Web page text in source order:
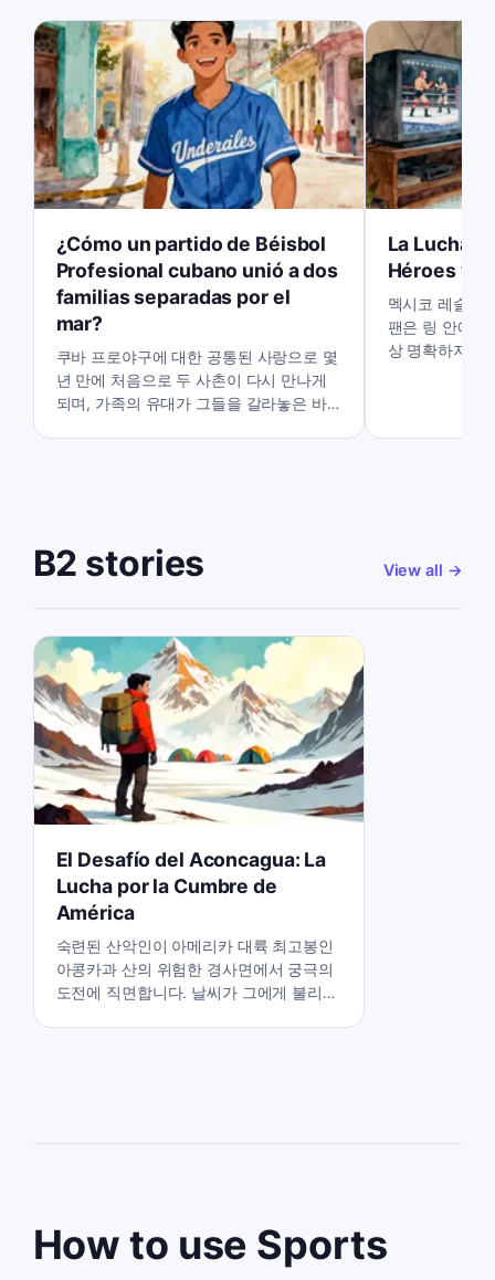
¿Cómo un partido de Béisbol
Profesional cubano unió a dos
familias separadas por el
mar?
쿠바 프로야구에 대한 공통된 사랑으로 몇
년 만에 처음으로 두 사촌이 다시 만나게
되며, 가족의 유대가 그들을 갈라놓은 바
La Lucha
Héroes y
멕시코 레슬링
팬은 링 안에서
상 명확하지 않
B2 stories View all →
El Desafío del Aconcagua: La
Lucha por la Cumbre de
América
숙련된 산악인이 아메리카 대륙 최고봉인
아콩카과 산의 위험한 경사면에서 궁극의
도전에 직면합니다. 날씨가 그에게 불리하
How to use Sports